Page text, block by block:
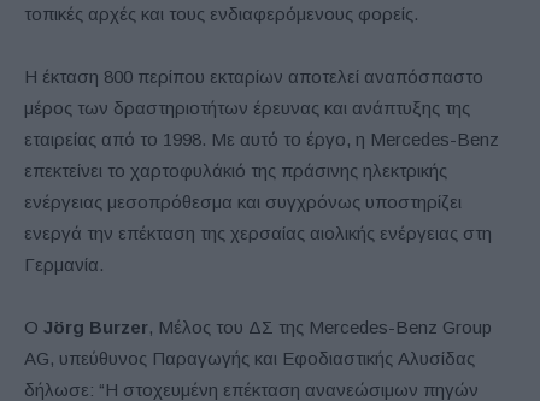
τοπικές αρχές και τους ενδιαφερόμενους φορείς.
Η έκταση 800 περίπου εκταρίων αποτελεί αναπόσπαστο
μέρος των δραστηριοτήτων έρευνας και ανάπτυξης της
εταιρείας από το 1998. Με αυτό το έργο, η Mercedes-Benz
επεκτείνει το χαρτοφυλάκιό της πράσινης ηλεκτρικής
ενέργειας μεσοπρόθεσμα και συγχρόνως υποστηρίζει
ενεργά την επέκταση της χερσαίας αιολικής ενέργειας στη
Γερμανία.
Ο Jörg Burzer, Μέλος του ΔΣ της Mercedes-Benz Group
AG, υπεύθυνος Παραγωγής και Εφοδιαστικής Αλυσίδας
δήλωσε: “Η στοχευμένη επέκταση ανανεώσιμων πηγών